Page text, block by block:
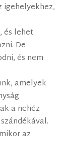
igehelyekhez,
és lehet
De
és nem
amelyek
a nehéz
az